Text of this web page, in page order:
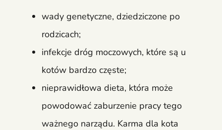
wady genetyczne, dziedziczone po
rodzicach;
infekcje dróg moczowych, które są u
kotów bardzo częste;
nieprawidłowa dieta, która może
powodować zaburzenie pracy tego
ważnego narządu. Karma dla kota